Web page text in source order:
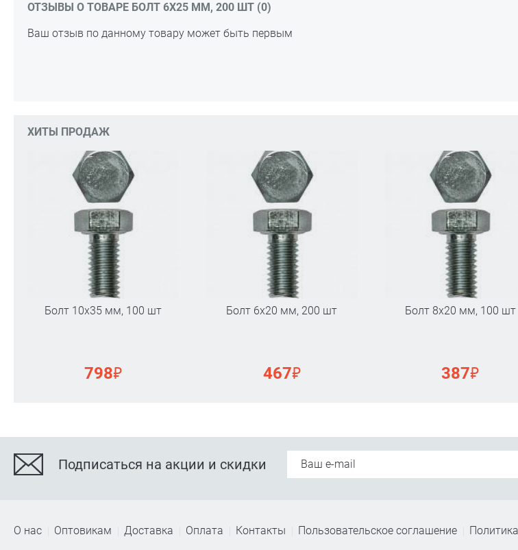
ОТЗЫВЫ О ТОВАРЕ БОЛТ 6Х25 ММ, 200 ШТ (0)
Ваш отзыв по данному товару может быть первым
ХИТЫ ПРОДАЖ
Болт 10х35 мм, 100 шт
798₽
Болт 6х20 мм, 200 шт
467₽
Болт 8х20 мм, 100 шт
387₽
Подписаться на акции и скидки
О нас Оптовикам Доставка Оплата Контакты Пользовательское соглашение